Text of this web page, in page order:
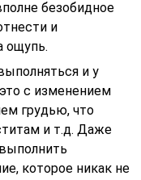
безобидное
и
ощупь.
и у
с изменением
грудью, что
и т.д. Даже
которое никак не